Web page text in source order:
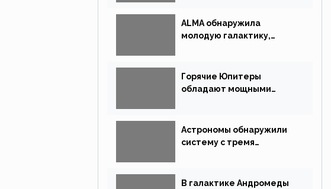
ALMA обнаружила
молодую галактику,
Горячие Юпитеры
обладают мощными
Астрономы обнаружили
систему с тремя
В галактике Андромеды